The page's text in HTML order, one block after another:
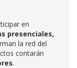
en
presenciales,
la red del
contarán
.